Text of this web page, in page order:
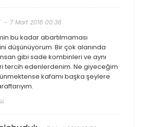
7 Mart 2016 00:36
bu kadar abartılmaması
düşünüyorum. Bir çok alanında
gibi sade kombinleri ve aynı
tercih edenlerdenim. Ne giyeceğim
kafamı başka şeylere